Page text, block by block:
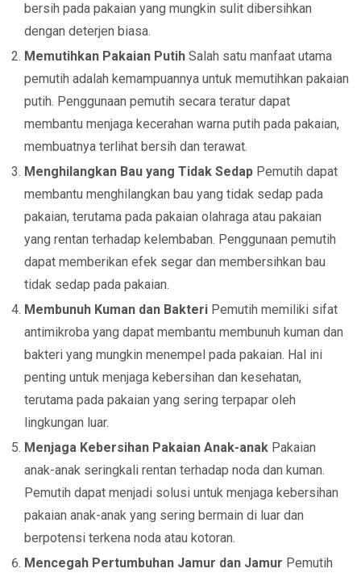
bersih pada pakaian yang mungkin sulit dibersihkan
dengan deterjen biasa.
Memutihkan Pakaian Putih Salah satu manfaat utama
pemutih adalah kemampuannya untuk memutihkan pakaian
putih. Penggunaan pemutih secara teratur dapat
membantu menjaga kecerahan warna putih pada pakaian,
membuatnya terlihat bersih dan terawat.
Menghilangkan Bau yang Tidak Sedap Pemutih dapat
membantu menghilangkan bau yang tidak sedap pada
pakaian, terutama pada pakaian olahraga atau pakaian
yang rentan terhadap kelembaban. Penggunaan pemutih
dapat memberikan efek segar dan membersihkan bau
tidak sedap pada pakaian.
Membunuh Kuman dan Bakteri Pemutih memiliki sifat
antimikroba yang dapat membantu membunuh kuman dan
bakteri yang mungkin menempel pada pakaian. Hal ini
penting untuk menjaga kebersihan dan kesehatan,
terutama pada pakaian yang sering terpapar oleh
lingkungan luar.
Menjaga Kebersihan Pakaian Anak-anak Pakaian
anak-anak seringkali rentan terhadap noda dan kuman.
Pemutih dapat menjadi solusi untuk menjaga kebersihan
pakaian anak-anak yang sering bermain di luar dan
berpotensi terkena noda atau kotoran.
Mencegah Pertumbuhan Jamur dan Jamur Pemutih